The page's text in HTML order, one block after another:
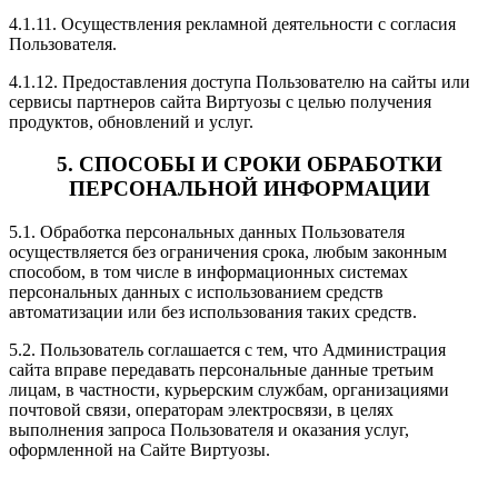
4.1.11. Осуществления рекламной деятельности с согласия
Пользователя.
4.1.12. Предоставления доступа Пользователю на сайты или
сервисы партнеров сайта Виртуозы с целью получения
продуктов, обновлений и услуг.
5. СПОСОБЫ И СРОКИ ОБРАБОТКИ
ПЕРСОНАЛЬНОЙ ИНФОРМАЦИИ
5.1. Обработка персональных данных Пользователя
осуществляется без ограничения срока, любым законным
способом, в том числе в информационных системах
персональных данных с использованием средств
автоматизации или без использования таких средств.
5.2. Пользователь соглашается с тем, что Администрация
сайта вправе передавать персональные данные третьим
лицам, в частности, курьерским службам, организациями
почтовой связи, операторам электросвязи, в целях
выполнения запроса Пользователя и оказания услуг,
оформленной на Сайте Виртуозы.